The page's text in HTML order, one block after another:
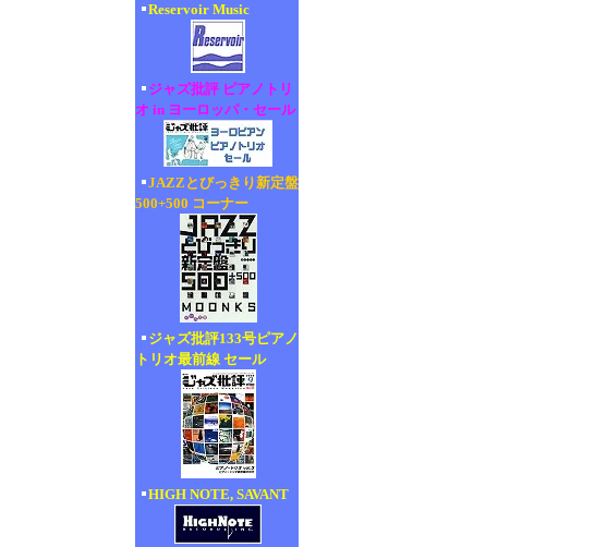
Reservoir Music
ジャズ批評 ピアノトリ
オ in ヨーロッパ・セール
JAZZとびっきり新定盤
500+500 コーナー
ジャズ批評133号ピアノ
トリオ最前線 セール
HIGH NOTE, SAVANT